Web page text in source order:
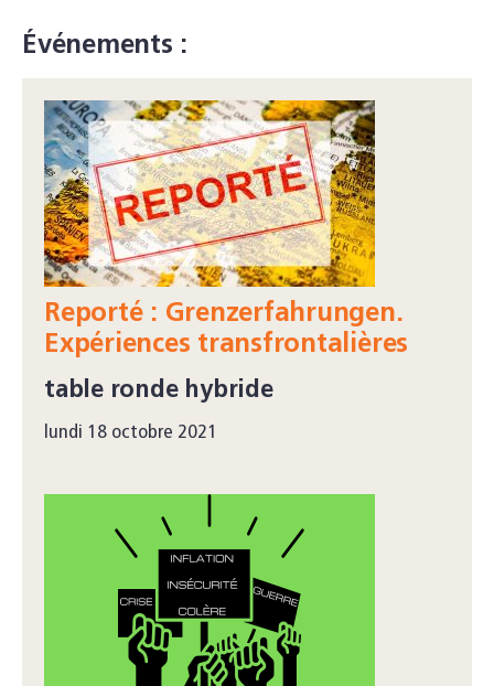
Événements :
Reporté : Grenzerfahrungen.
Expériences transfrontalières
table ronde hybride
lundi 18 octobre 2021